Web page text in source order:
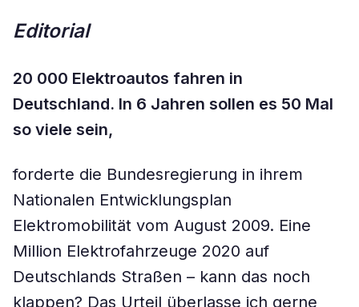
Editorial
20 000 Elektroautos fahren in
Deutschland. In 6 Jahren sollen es 50 Mal
so viele sein,
forderte die Bundesregierung in ihrem
Nationalen Entwicklungsplan
Elektromobilität vom August 2009. Eine
Million Elektrofahrzeuge 2020 auf
Deutschlands Straßen – kann das noch
klappen? Das Urteil überlasse ich gerne